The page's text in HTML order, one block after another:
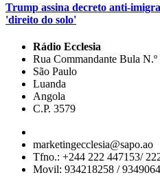
Trump assina decreto anti-
'direito do solo'
Rádio Ecclesia
Rua Commandante Bula N.º
São Paulo
Luanda
Angola
C.P. 3579
marketingecclesia@sapo.ao
Tfno.: +244 222 447153/
Movil: 934218258 /